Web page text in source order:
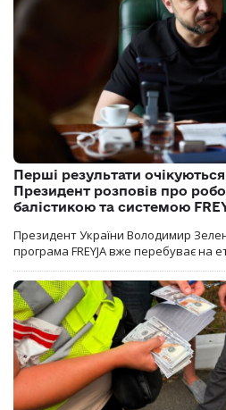
Перші результати
Президент розповів про
балістикою та системою
Президент України Володимир
програма FREYJA вже перебуває на